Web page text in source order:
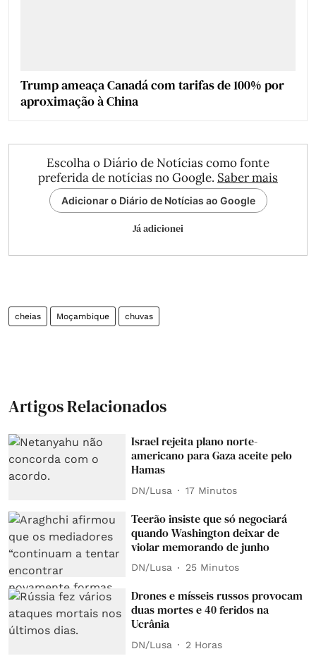
Trump ameaça Canadá com tarifas de 100% por
aproximação à China
Escolha o Diário de Notícias como fonte
preferida de notícias no Google. Saber mais
Adicionar o Diário de Notícias ao Google
Já adicionei
cheias Moçambique chuvas
Artigos Relacionados
Israel rejeita plano norte-
americano para Gaza aceite pelo
Hamas
DN/Lusa 17 Minutos
Teerão insiste que só negociará
quando Washington deixar de
violar memorando de junho
DN/Lusa 25 Minutos
Drones e mísseis russos provocam
duas mortes e 40 feridos na
Ucrânia
DN/Lusa 2 Horas